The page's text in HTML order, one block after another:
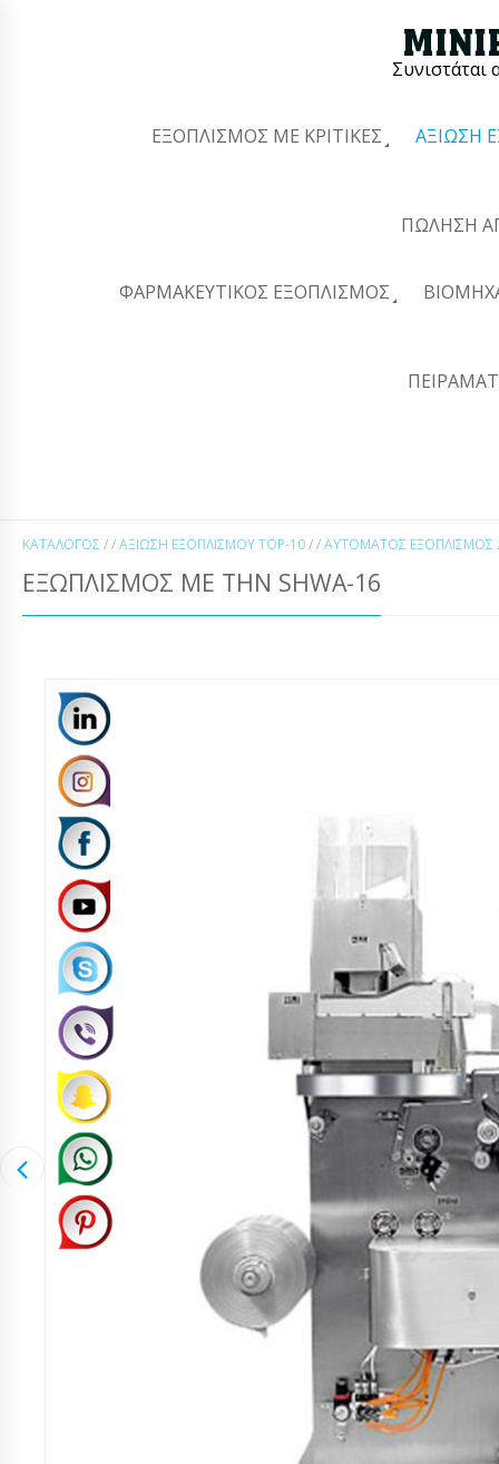
Συνιστάται
ΕΞΟΠΛΙΣΜΌΣ ΜΕ ΚΡΙΤΙΚΈΣ ΑΞΊΩΣΗ
ΠΏΛΗΣΗ
ΦΑΡΜΑΚΕΥΤΙΚΌΣ ΕΞΟΠΛΙΣΜΌΣ
ΚΑΤΆΛΟΓΟΣ / /ΑΞΊΩΣΗ ΕΞΟΠΛΙΣΜΟΎ TOP-10/ /ΑΥΤΌΜΑΤΟΣ ΕΞΟΠΛΙΣΜΌΣ
ΕΞΩΠΛΙΣΜΌΣ ΜΕ ΤΗΝ SHWA-16